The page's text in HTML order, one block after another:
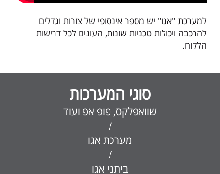
למערכת "אגו" יש מספר אינסופי של צורות וגדלים
להרכבה ויכולות טכניות שונות, העונים לכל דרישות
הלקוח.
סוגי המערכות
שוואפלקס, פופ אפ ועוד
/
מערכת אגו
/
ביתני אגו